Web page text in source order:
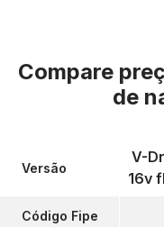
Compare
de
Versão
Código Fipe
V-
16v